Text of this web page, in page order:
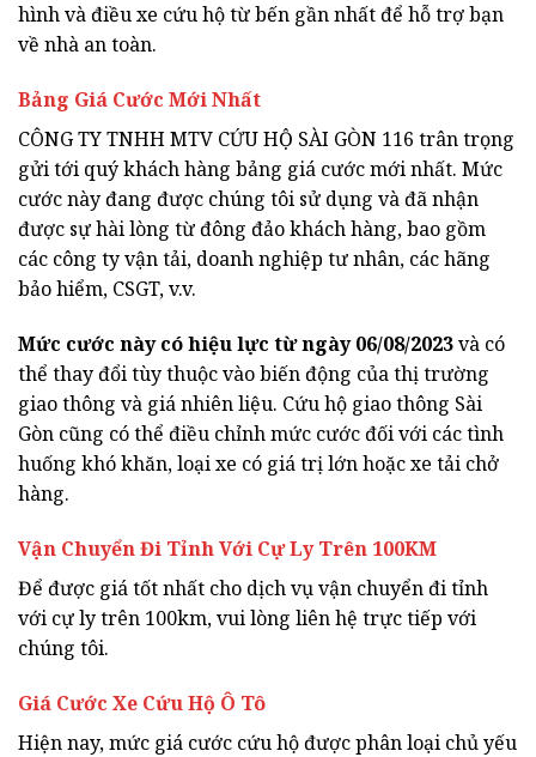
hình và điều xe cứu hộ từ bến gần nhất để hỗ trợ bạn
về nhà an toàn.
Bảng Giá Cước Mới Nhất
CÔNG TY TNHH MTV CỨU HỘ SÀI GÒN 116 trân trọng
gửi tới quý khách hàng bảng giá cước mới nhất. Mức
cước này đang được chúng tôi sử dụng và đã nhận
được sự hài lòng từ đông đảo khách hàng, bao gồm
các công ty vận tải, doanh nghiệp tư nhân, các hãng
bảo hiểm, CSGT, v.v.
Mức cước này có hiệu lực từ ngày 06/08/2023và có
thể thay đổi tùy thuộc vào biến động của thị trường
giao thông và giá nhiên liệu. Cứu hộ giao thông Sài
Gòn cũng có thể điều chỉnh mức cước đối với các tình
huống khó khăn, loại xe có giá trị lớn hoặc xe tải chở
hàng.
Vận Chuyển Đi Tỉnh Với Cự Ly Trên 100KM
Để được giá tốt nhất cho dịch vụ vận chuyển đi tỉnh
với cự ly trên 100km, vui lòng liên hệ trực tiếp với
chúng tôi.
Giá Cước Xe Cứu Hộ Ô Tô
Hiện nay, mức giá cước cứu hộ được phân loại chủ yếu